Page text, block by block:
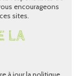
encourageons
sites.
LA